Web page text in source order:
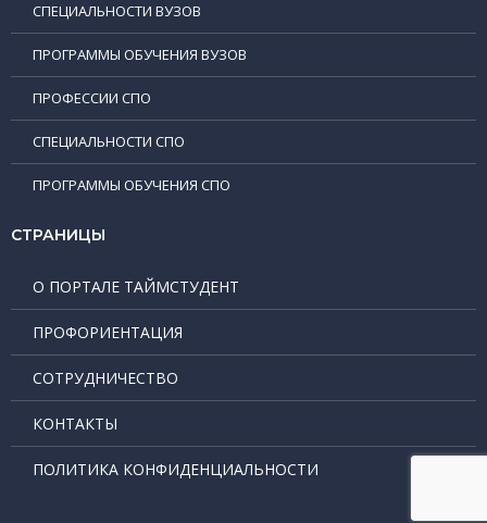
СПЕЦИАЛЬНОСТИ ВУЗОВ
ПРОГРАММЫ ОБУЧЕНИЯ ВУЗОВ
ПРОФЕССИИ СПО
СПЕЦИАЛЬНОСТИ СПО
ПРОГРАММЫ ОБУЧЕНИЯ СПО
СТРАНИЦЫ
О ПОРТАЛЕ ТАЙМСТУДЕНТ
ПРОФОРИЕНТАЦИЯ
СОТРУДНИЧЕСТВО
КОНТАКТЫ
ПОЛИТИКА КОНФИДЕНЦИАЛЬНОСТИ